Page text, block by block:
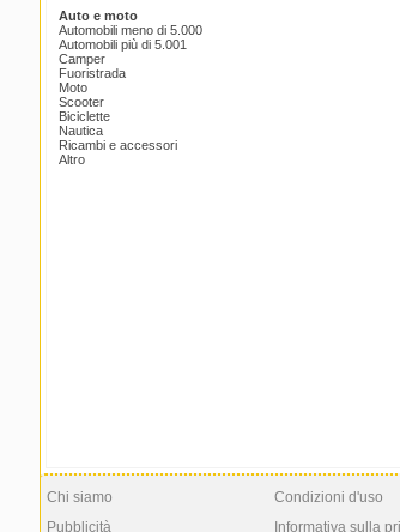
Auto e moto
Automobili meno di 5.000
Automobili più di 5.001
Camper
Fuoristrada
Moto
Scooter
Biciclette
Nautica
Ricambi e accessori
Altro
Chi siamo
Pubblicità
Condizioni d'uso
Informativa sulla